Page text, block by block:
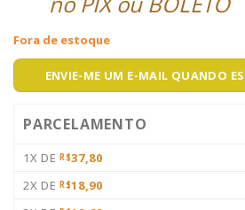
Fora de estoque
ENVIE-ME UM E-MAIL QUANDO
PARCELAMENTO
1X DE R$37,80
2X DE R$18,90